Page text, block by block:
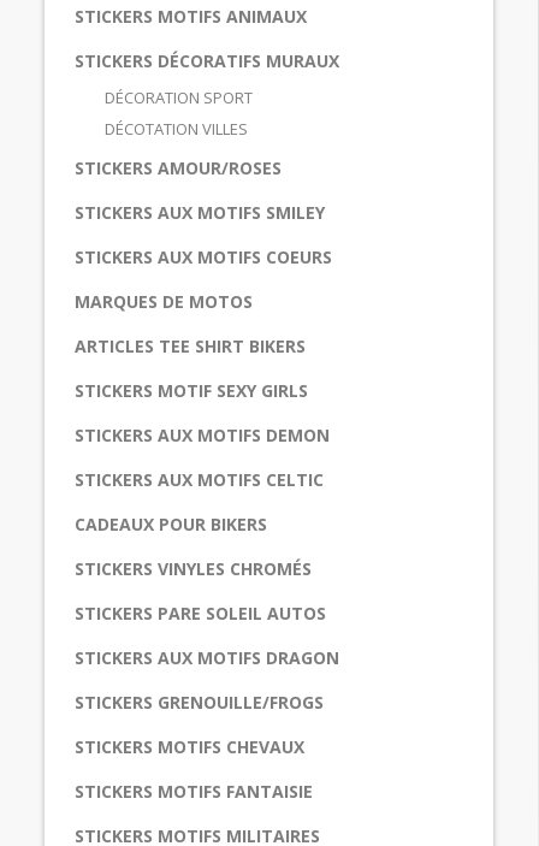
STICKERS MOTIFS ANIMAUX
STICKERS DÉCORATIFS MURAUX
DÉCORATION SPORT
DÉCOTATION VILLES
STICKERS AMOUR/ROSES
STICKERS AUX MOTIFS SMILEY
STICKERS AUX MOTIFS COEURS
MARQUES DE MOTOS
ARTICLES TEE SHIRT BIKERS
STICKERS MOTIF SEXY GIRLS
STICKERS AUX MOTIFS DEMON
STICKERS AUX MOTIFS CELTIC
CADEAUX POUR BIKERS
STICKERS VINYLES CHROMÉS
STICKERS PARE SOLEIL AUTOS
STICKERS AUX MOTIFS DRAGON
STICKERS GRENOUILLE/FROGS
STICKERS MOTIFS CHEVAUX
STICKERS MOTIFS FANTAISIE
STICKERS MOTIFS MILITAIRES